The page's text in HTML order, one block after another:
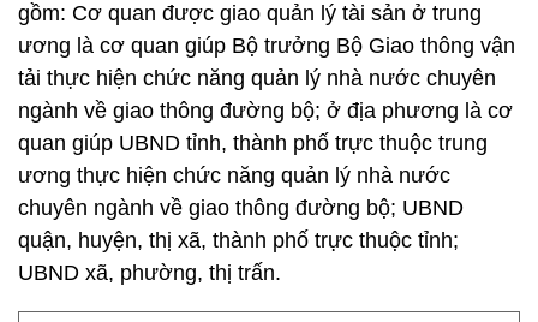
gồm: Cơ quan được giao quản lý tài sản ở trung
ương là cơ quan giúp Bộ trưởng Bộ Giao thông vận
tải thực hiện chức năng quản lý nhà nước chuyên
ngành về giao thông đường bộ; ở địa phương là cơ
quan giúp UBND tỉnh, thành phố trực thuộc trung
ương thực hiện chức năng quản lý nhà nước
chuyên ngành về giao thông đường bộ; UBND
quận, huyện, thị xã, thành phố trực thuộc tỉnh;
UBND xã, phường, thị trấn.